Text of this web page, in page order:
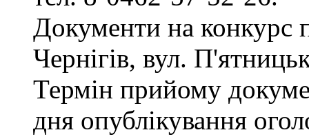
Документи на конкурс
Чернігів, вул.
Термін прийому
дня опублікування